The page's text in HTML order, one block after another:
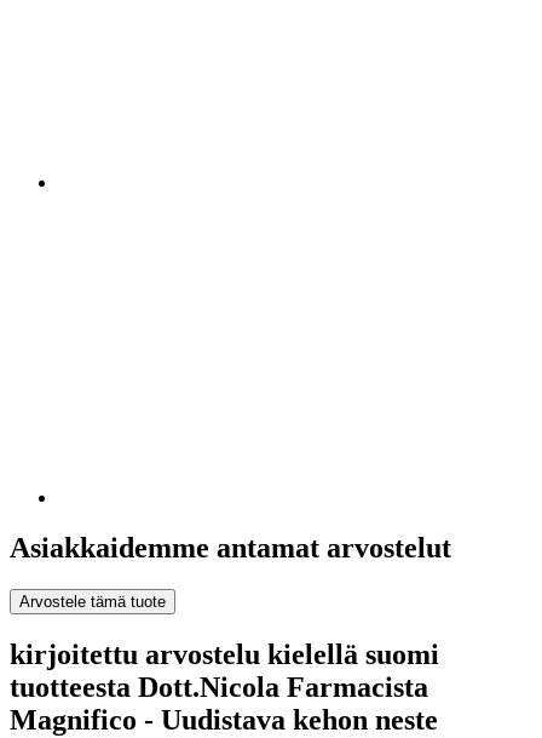
Asiakkaidemme antamat arvostelut
Arvostele tämä tuote
kirjoitettu arvostelu kielellä suomi
tuotteesta Dott.Nicola Farmacista
Magnifico - Uudistava kehon neste